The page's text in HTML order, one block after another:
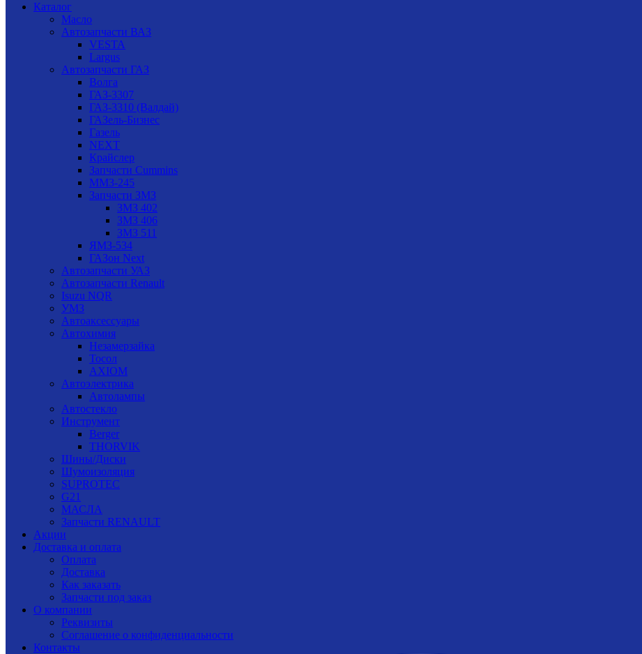
Каталог
Масло
Автозапчасти ВАЗ
VESTA
Largus
Автозапчасти ГАЗ
Волга
ГАЗ-3307
ГАЗ-3310 (Валдай)
ГАЗель-Бизнес
Газель
NEXT
Крайслер
Запчасти Cummins
ММЗ-245
Запчасти ЗМЗ
ЗМЗ 402
ЗМЗ 406
ЗМЗ 511
ЯМЗ-534
ГАЗон Next
Автозапчасти УАЗ
Автозапчасти Renault
Isuzu NQR
УМЗ
Автоаксессуары
Автохимия
Незамерзайка
Тосол
AXIOM
Автоэлектрика
Автолампы
Автостекло
Инструмент
Berger
THORVIK
Шины/Диски
Шумоизоляция
SUPROTEC
G21
МАСЛА
Запчасти RENAULT
Акции
Доставка и оплата
Оплата
Доставка
Как заказать
Запчасти под заказ
О компании
Реквизиты
Соглашение о конфиденциальности
Контакты